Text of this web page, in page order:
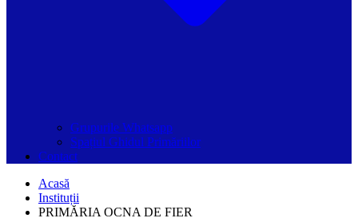
Grupurile Whatsapp
Spațiul Ghidul Primăriilor
Contact
Acasă
Instituții
PRIMĂRIA OCNA DE FIER